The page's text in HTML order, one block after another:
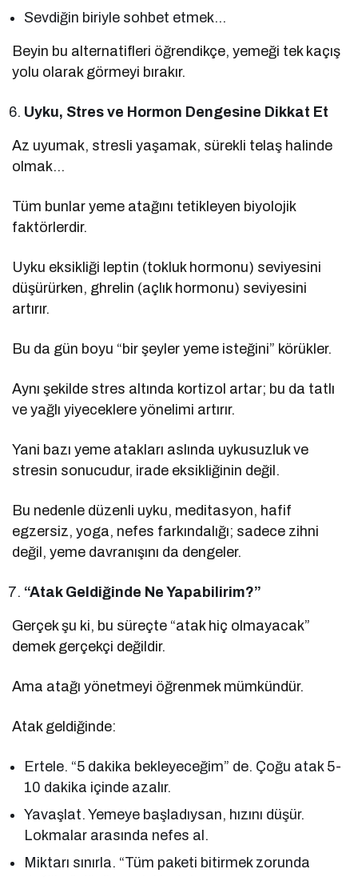
Sevdiğin biriyle sohbet etmek…
Beyin bu alternatifleri öğrendikçe, yemeği tek kaçış
yolu olarak görmeyi bırakır.
Uyku, Stres ve Hormon Dengesine Dikkat Et
Az uyumak, stresli yaşamak, sürekli telaş halinde
olmak…
Tüm bunlar yeme atağını tetikleyen biyolojik
faktörlerdir.
Uyku eksikliği leptin (tokluk hormonu) seviyesini
düşürürken, ghrelin (açlık hormonu) seviyesini
artırır.
Bu da gün boyu “bir şeyler yeme isteğini” körükler.
Aynı şekilde stres altında kortizol artar; bu da tatlı
ve yağlı yiyeceklere yönelimi artırır.
Yani bazı yeme atakları aslında uykusuzluk ve
stresin sonucudur, irade eksikliğinin değil.
Bu nedenle düzenli uyku, meditasyon, hafif
egzersiz, yoga, nefes farkındalığı; sadece zihni
değil, yeme davranışını da dengeler.
“Atak Geldiğinde Ne Yapabilirim?”
Gerçek şu ki, bu süreçte “atak hiç olmayacak”
demek gerçekçi değildir.
Ama atağı yönetmeyi öğrenmek mümkündür.
Atak geldiğinde:
Ertele. “5 dakika bekleyeceğim” de. Çoğu atak 5-
10 dakika içinde azalır.
Yavaşlat. Yemeye başladıysan, hızını düşür.
Lokmalar arasında nefes al.
Miktarı sınırla. “Tüm paketi bitirmek zorunda